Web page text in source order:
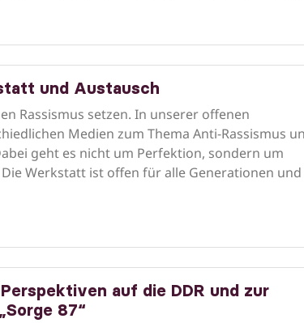
und Austausch
Rassismus setzen. In unserer offenen
Medien zum Thema Anti-Rassismus
geht es nicht um Perfektion, sondern um
Werkstatt ist offen für alle Generationen und
auf die DDR und zur
87“